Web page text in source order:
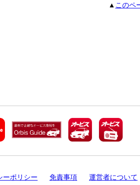
▲ このペ
ーポリシー 免責事項 運営者について